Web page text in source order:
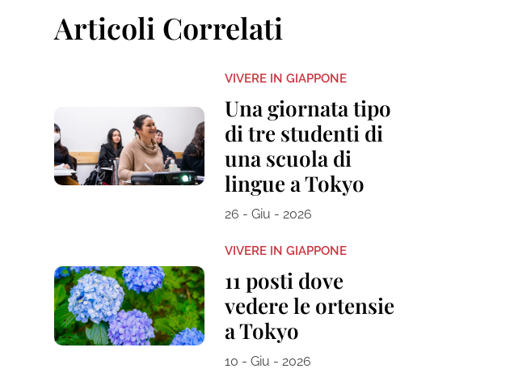
Articoli Correlati
VIVERE IN GIAPPONE
Una giornata tipo
di tre studenti di
una scuola di
lingue a Tokyo
26 - Giu - 2026
VIVERE IN GIAPPONE
11 posti dove
vedere le ortensie
a Tokyo
10 - Giu - 2026